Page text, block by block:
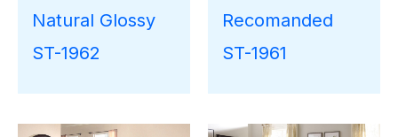
Natural Glossy
ST-1962
Recomanded
ST-1961